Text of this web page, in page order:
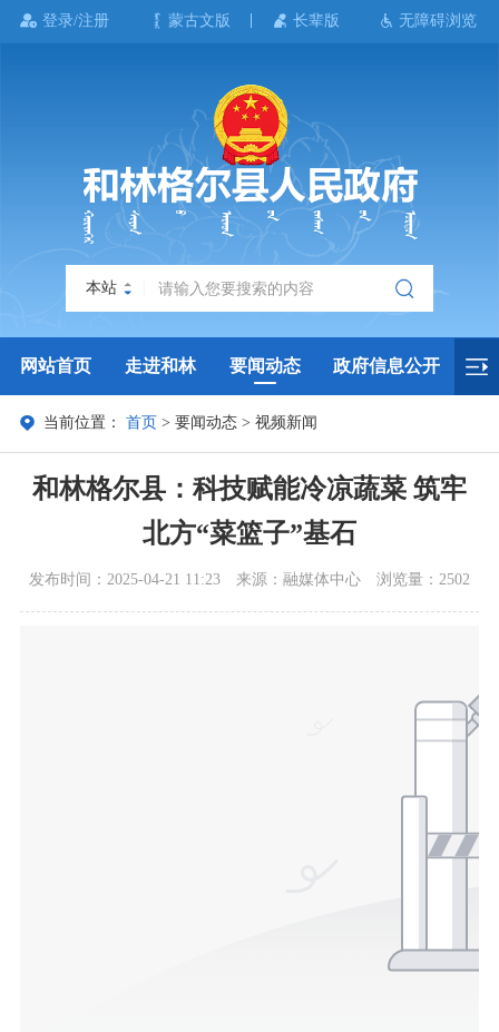
登录/注册 蒙古文版 长辈版 无障碍浏览
本站
网站首页 走进和林 要闻动态 政府信息公开
政务服务 政民互动 政府数据
当前位置：首页 >要闻动态 >视频新闻
和林格尔县：科技赋能冷凉蔬菜 筑牢
北方“菜篮子”基石
发布时间：2025-04-21 11:23 来源：融媒体中心 浏览量：2502